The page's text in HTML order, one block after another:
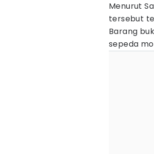
Menurut
tersebut
Barang
sepeda